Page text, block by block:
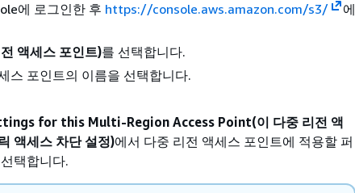
에 로그인한 후 https://console.aws.amazon.com/s3/
에
액세스 포인트)를 선택합니다.
스 포인트의 이름을 선택합니다.
for this Multi-Region Access Point(이 다중 리전 액
액세스 차단 설정)에서 다중 리전 액세스 포인트에 적용할 퍼
택합니다.